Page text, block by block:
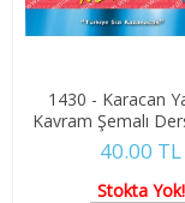
2. SINIF 3.
3. SINIF 5.
1430 - Karacan
Kavram Şemalı
40.00 TL
Stokta Yok!